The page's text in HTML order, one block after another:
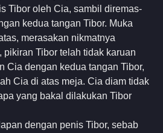
Tibor oleh Cia, sambil diremas-
kedua tangan Tibor. Muka
merasakan nikmatnya
pikiran Tibor telah tidak karuan
Cia dengan kedua tangan Tibor,
Cia di atas meja. Cia diam tidak
yang bakal dilakukan Tibor
dengan penis Tibor, sebab